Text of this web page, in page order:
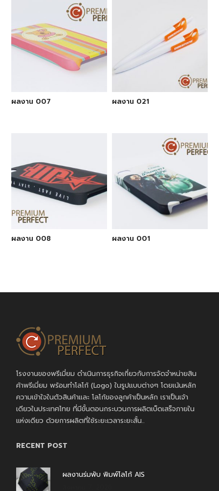
ผลงาน 007 ผลงาน 021
ผลงาน 008 ผลงาน 001
โรงงานของพรีเมี่ยม ดำเนินการธุรกิจเกี่ยวกับการจัดจำหน่ายสิน
ค้าพรีเมี่ยม พร้อมทำโลโก้ (Logo) ในรูปแบบต่างๆ โดยเน้นหลัก
ความเข้าใจในตัวสินค้าและ โลโก้ของลูกค้าเป็นหลัก เราเป็นเจ้า
เดียวในประเทศไทย ที่มีขั้นตอนกระบวนการผลิตเบ็ดเสร็จภายใน
แห่งเดียว ด้วยการผลิตที่ใช้ระยะเวลาระยะสั้น..
RECENT POST
ผลงานร่มพับ พิมพ์โลโก้ AIS